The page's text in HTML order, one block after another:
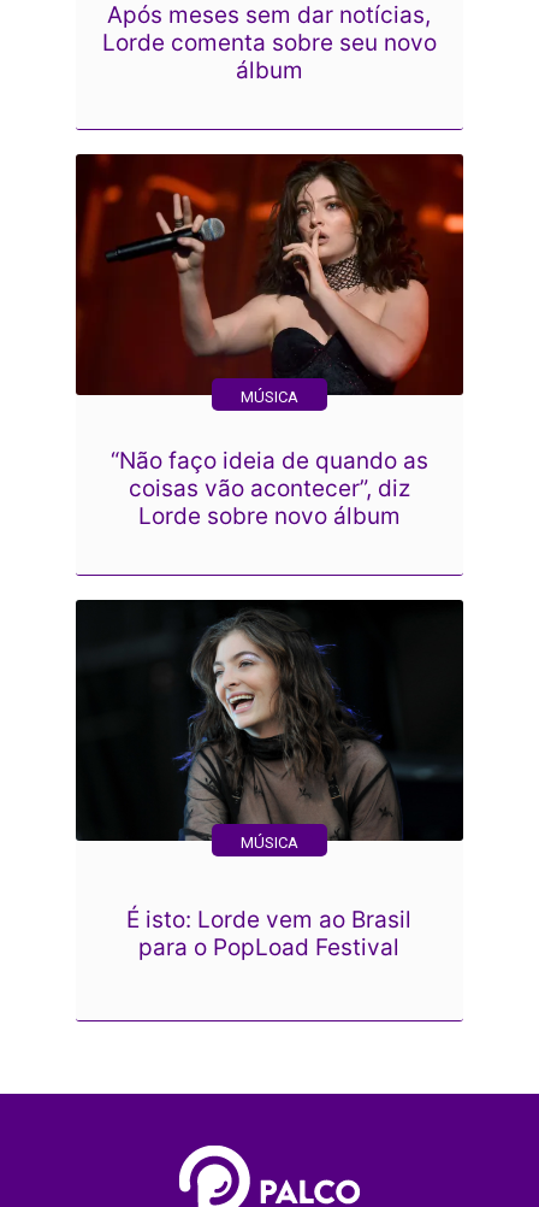
Após meses sem dar notícias,
Lorde comenta sobre seu novo
álbum
MÚSICA
“Não faço ideia de quando as
coisas vão acontecer”, diz
Lorde sobre novo álbum
MÚSICA
É isto: Lorde vem ao Brasil
para o PopLoad Festival